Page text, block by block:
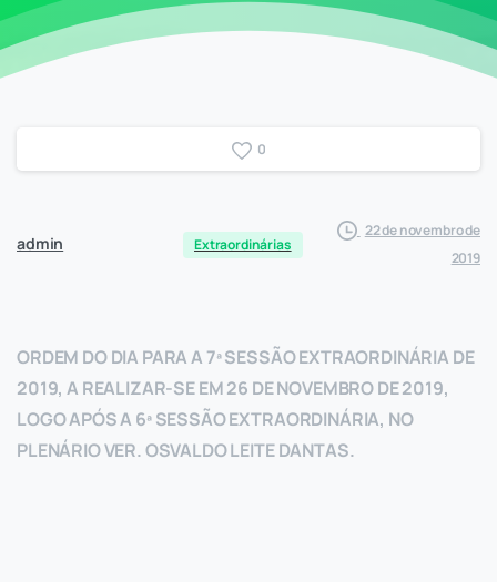
0
admin Extraordinárias
22 de novembro de
2019
ORDEM DO DIA PARA A 7ª SESSÃO EXTRAORDINÁRIA DE
2019, A REALIZAR-SE EM 26 DE NOVEMBRO DE 2019,
LOGO APÓS A 6ª SESSÃO EXTRAORDINÁRIA, NO
PLENÁRIO VER. OSVALDO LEITE DANTAS.